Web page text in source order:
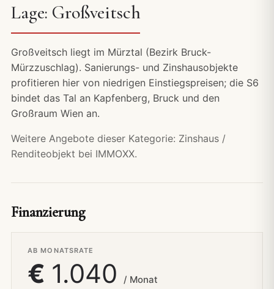
Lage: Großveitsch
Großveitsch liegt im Mürztal (Bezirk Bruck-
Mürzzuschlag). Sanierungs- und Zinshausobjekte
profitieren hier von niedrigen Einstiegspreisen; die S6
bindet das Tal an Kapfenberg, Bruck und den
Großraum Wien an.
Weitere Angebote dieser Kategorie: Zinshaus /
Renditeobjekt bei IMMOXX.
Finanzierung
AB MONATSRATE
€ 1.040 / Monat